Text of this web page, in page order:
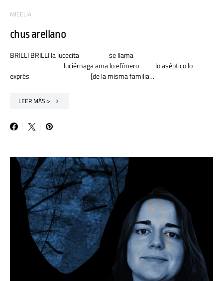
MICELIA
chus arellano
BRILLI BRILLI la lucecita se llama
luciérnaga ama lo efímero lo aséptico lo
exprés [de la misma familia…
LEER MÁS >